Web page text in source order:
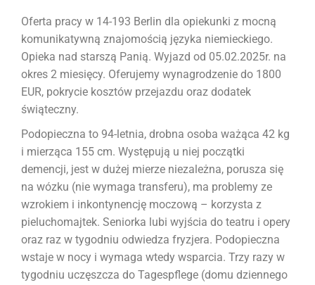
Oferta pracy w 14-193 Berlin dla opiekunki z mocną
komunikatywną znajomością języka niemieckiego.
Opieka nad starszą Panią. Wyjazd od 05.02.2025r. na
okres 2 miesięcy. Oferujemy wynagrodzenie do 1800
EUR, pokrycie kosztów przejazdu oraz dodatek
świąteczny.
Podopieczna to 94-letnia, drobna osoba ważąca 42 kg
i mierząca 155 cm. Występują u niej początki
demencji, jest w dużej mierze niezależna, porusza się
na wózku (nie wymaga transferu), ma problemy ze
wzrokiem i inkontynencję moczową – korzysta z
pieluchomajtek. Seniorka lubi wyjścia do teatru i opery
oraz raz w tygodniu odwiedza fryzjera. Podopieczna
wstaje w nocy i wymaga wtedy wsparcia. Trzy razy w
tygodniu uczęszcza do Tagespflege (domu dziennego